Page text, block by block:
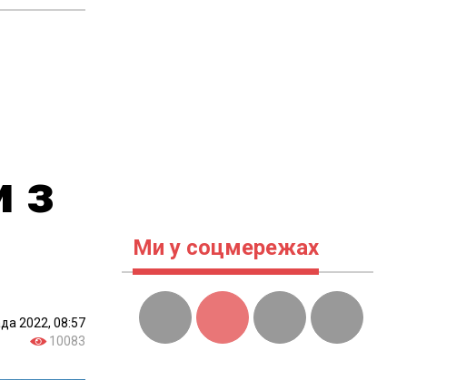
з
2022, 08:57
10083
Ми у соцмережах